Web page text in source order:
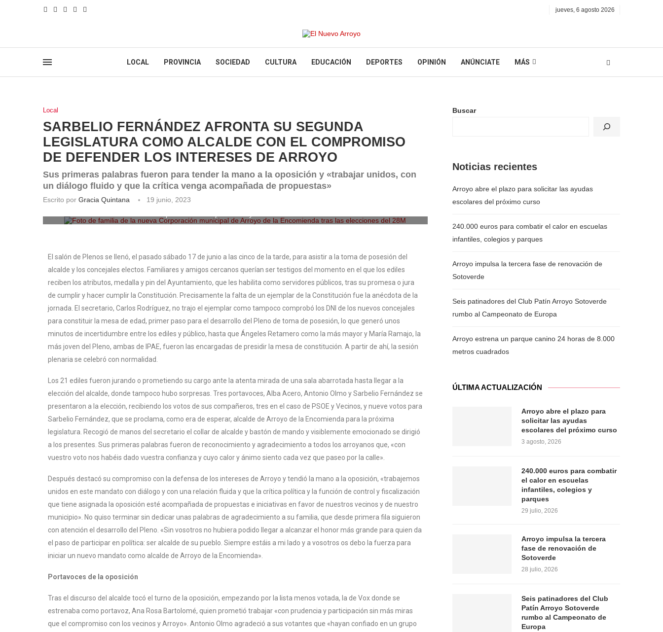
jueves, 6 agosto 2026
LOCAL PROVINCIA SOCIEDAD CULTURA EDUCACIÓN DEPORTES OPINIÓN ANÚNCIATE MÁS
Local
SARBELIO FERNÁNDEZ AFRONTA SU SEGUNDA
LEGISLATURA COMO ALCALDE CON EL COMPROMISO
DE DEFENDER LOS INTERESES DE ARROYO
Sus primeras palabras fueron para tender la mano a la oposición y «trabajar unidos, con
un diálogo fluido y que la crítica venga acompañada de propuestas»
Escrito por Gracia Quintana
19 junio, 2023
El salón de Plenos se llenó, el pasado sábado 17 de junio a las cinco de la tarde, para asistir a la toma de posesión del
alcalde y los concejales electos. Familiares y amigos cercanos querían ser testigos del momento en el que los ediles
reciben los atributos, medalla y pin del Ayuntamiento, que les habilita como servidores públicos, tras su promesa o jura
de cumplir y hacer cumplir la Constitución. Precisamente la falta de un ejemplar de la Constitución fue la anécdota de la
jornada. El secretario, Carlos Rodríguez, no trajo el ejemplar como tampoco comprobó los DNI de los nuevos concejales
para constituir la mesa de edad, primer paso para el desarrollo del Pleno de toma de posesión, lo que generó unos
minutos de incertidumbre entre los ediles y público, hasta que Ángeles Retamero como la más mayor y María Ramajo, la
más joven del Pleno, ambas de IPAE, fueron las encargadas de presidir la mesa de constitución. A partir de ahí, la sesión
plenaria se celebró con normalidad.
Los 21 ediles fueron jurando o prometiendo su cargo ante la atenta mirada de una sala abarrotada hasta llegar a la
elección del alcalde, donde tampoco hubo sorpresas. Tres portavoces, Alba Acero, Antonio Olmo y Sarbelio Fernández se
presentaron a la elección, recibiendo los votos de sus compañeros, tres en el caso de PSOE y Vecinos, y nueve votos para
Sarbelio Fernández, que se proclama, como era de esperar, alcalde de Arroyo de la Encomienda para la próxima
legislatura. Recogió de manos del secretario el collar de alcalde y bastón de mando y visiblemente emocionado se dirigió
a los presentes. Sus primeras palabras fueron de reconocimiento y agradecimiento a todos los arroyanos que, «con
vuestro voto nos habéis dado vuestra confianza y cuyo calor y ánimo siento cada vez que paseo por la calle».
Después destacó su compromiso con la defensa de los intereses de Arroyo y tendió la mano a la oposición, «trabajemos
unidos en este mandato con diálogo y con una relación fluida y que la crítica política y la función de control y fiscalización
que tiene asignada la oposición esté acompañada de propuestas e iniciativas en favor de nuestros vecinos y de nuestro
municipio». No quiso terminar sin dedicar unas palabras de agradecimiento a su familia, que desde primera fila siguieron
con atención el desarrollo del Pleno. «Sin vosotros no hubiera podido llegar a alcanzar el honor más grande para quien da
el paso de participar en política: ser alcalde de su pueblo. Siempre estáis a mi lado y a vosotros os debo la fuerza para
iniciar un nuevo mandato como alcalde de Arroyo de la Encomienda».
Portavoces de la oposición
Tras el discurso del alcalde tocó el turno de la oposición, empezando por la lista menos votada, la de Vox donde se
estrenaba como portavoz, Ana Rosa Bartolomé, quien prometió trabajar «con prudencia y participación sin más miras
que el compromiso con los vecinos y Arroyo». Antonio Olmo agradeció a sus votantes que «hayan confiado en un grupo
Buscar
Noticias recientes
Arroyo abre el plazo para solicitar las ayudas
escolares del próximo curso
240.000 euros para combatir el calor en escuelas
infantiles, colegios y parques
Arroyo impulsa la tercera fase de renovación de
Sotoverde
Seis patinadores del Club Patín Arroyo Sotoverde
rumbo al Campeonato de Europa
Arroyo estrena un parque canino 24 horas de 8.000
metros cuadrados
ÚLTIMA ACTUALIZACIÓN
Arroyo abre el plazo para
solicitar las ayudas
escolares del próximo curso
3 agosto, 2026
240.000 euros para combatir
el calor en escuelas
infantiles, colegios y
parques
29 julio, 2026
Arroyo impulsa la tercera
fase de renovación de
Sotoverde
28 julio, 2026
Seis patinadores del Club
Patín Arroyo Sotoverde
rumbo al Campeonato de
Europa